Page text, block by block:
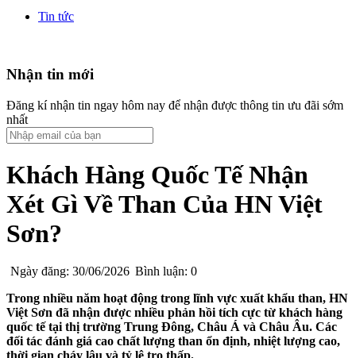
Tin tức
Nhận tin mới
Đăng kí nhận tin ngay hôm nay để nhận được thông tin ưu đãi sớm
nhất
Khách Hàng Quốc Tế Nhận
Xét Gì Về Than Của HN Việt
Sơn?
Ngày đăng: 30/06/2026 Bình luận: 0
Trong nhiều năm hoạt động trong lĩnh vực xuất khẩu than, HN
Việt Sơn đã nhận được nhiều phản hồi tích cực từ khách hàng
quốc tế tại thị trường Trung Đông, Châu Á và Châu Âu. Các
đối tác đánh giá cao chất lượng than ổn định, nhiệt lượng cao,
thời gian cháy lâu và tỷ lệ tro thấp.